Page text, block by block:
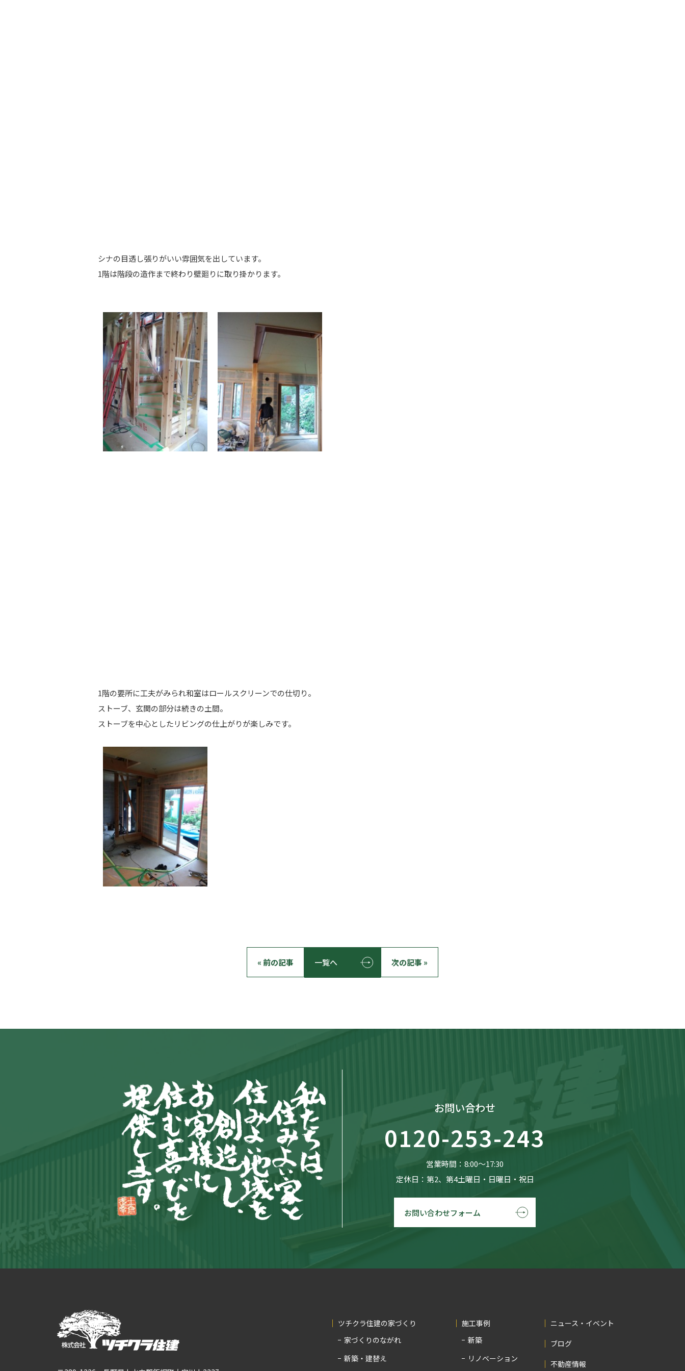
シナの目透し張りがいい雰囲気を出しています。
1階は階段の造作まで終わり壁廻りに取り掛かります。
1階の要所に工夫がみられ和室はロールスクリーンでの仕切り。
ストーブ、玄関の部分は続きの土間。
ストーブを中心としたリビングの仕上がりが楽しみです。
« 前の記事 一覧へ 次の記事 »
お問い合わせ
0120-253-243
営業時間：8:00〜17:30
定休日：第2、第4土曜日・日曜日・祝日
お問い合わせフォーム
ツチクラ住建の家づくり
家づくりのながれ
新築・建替え
施工事例
新築
リノベーション
ニュース・イベント
ブログ
不動産情報